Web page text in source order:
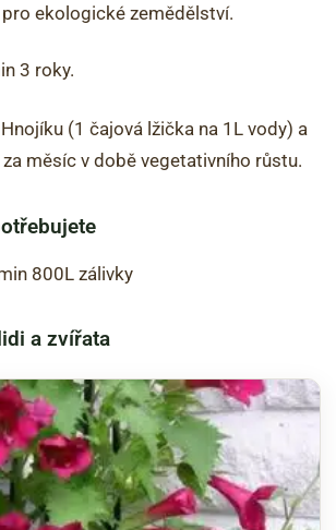
ekologické zemědělství.
3 roky.
(1 čajová lžička na 1L vody) a
měsíc v době vegetativního růstu.
800L zálivky
a zvířata